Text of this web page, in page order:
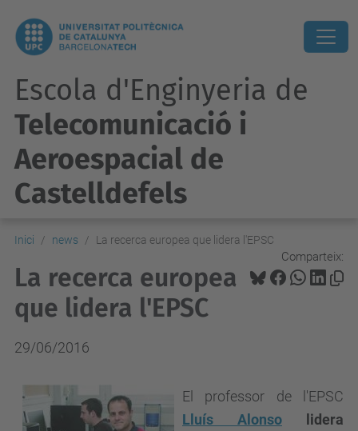
Escola d'Enginyeria de
Telecomunicació i
Aeroespacial de
Castelldefels
Inici news La recerca europea que lidera l'EPSC
Comparteix:
La recerca europea
que lidera l'EPSC
29/06/2016
El professor de l'EPSC
Lluís Alonso lidera